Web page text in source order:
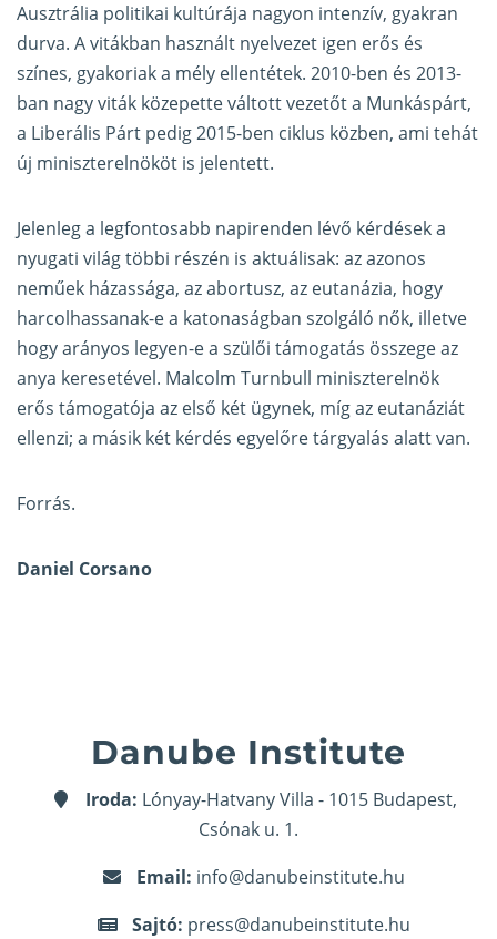
Ausztrália politikai kultúrája nagyon intenzív, gyakran
durva. A vitákban használt nyelvezet igen erős és
színes, gyakoriak a mély ellentétek. 2010-ben és 2013-
ban nagy viták közepette váltott vezetőt a Munkáspárt,
a Liberális Párt pedig 2015-ben ciklus közben, ami tehát
új miniszterelnököt is jelentett.
Jelenleg a legfontosabb napirenden lévő kérdések a
nyugati világ többi részén is aktuálisak: az azonos
neműek házassága, az abortusz, az eutanázia, hogy
harcolhassanak-e a katonaságban szolgáló nők, illetve
hogy arányos legyen-e a szülői támogatás összege az
anya keresetével. Malcolm Turnbull miniszterelnök
erős támogatója az első két ügynek, míg az eutanáziát
ellenzi; a másik két kérdés egyelőre tárgyalás alatt van.
Forrás.
Daniel Corsano
Danube Institute
Iroda: Lónyay-Hatvany Villa - 1015 Budapest,
Csónak u. 1.
Email: info@danubeinstitute.hu
Sajtó: press@danubeinstitute.hu